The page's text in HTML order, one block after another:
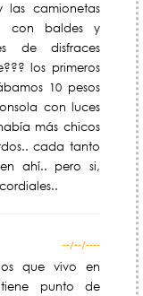
las camionetas
con baldes y
de disfraces
los primeros
10 pesos
con luces
más chicos
cada tanto
ahí.. pero si,
--/--/----
que vivo en
punto de